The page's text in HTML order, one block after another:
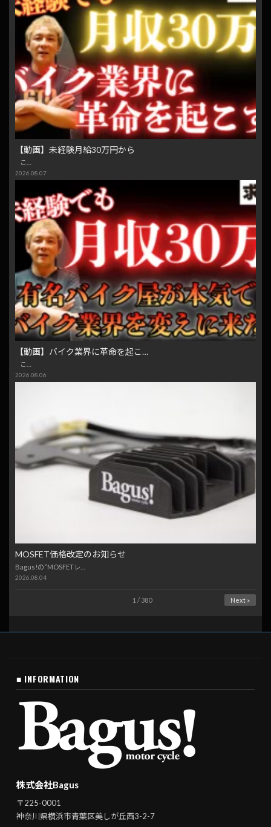
【動画】未経験月給30万円から
こ…
2026.08.07
【動画】バイク業界に革命を起こ…
こ…
2026.08.06
MOSFET価格改定のお知らせ
Bagus!の“MOSFETレ…
2026.08.04
1 / 380 Next »
■ INFORMATION
株式会社Bagus
〒225-0001
神奈川県横浜市青葉区美しが丘西3-2-7